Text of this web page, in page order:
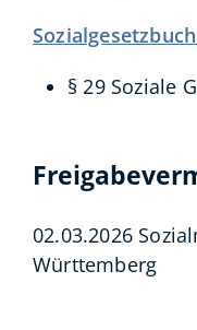
§ 29 Soziale
02.03.2026
Württemberg